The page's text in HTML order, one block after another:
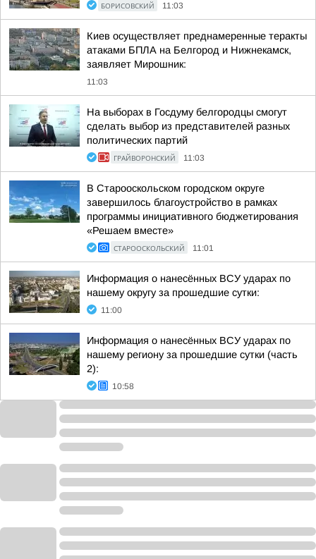
БОРИСОВСКИЙ 11:03
Киев осуществляет преднамеренные теракты
атаками БПЛА на Белгород и Нижнекамск,
заявляет Мирошник:
11:03
На выборах в Госдуму белгородцы смогут
сделать выбор из представителей разных
политических партий
ГРАЙВОРОНСКИЙ 11:03
В Старооскольском городском округе
завершилось благоустройство в рамках
программы инициативного бюджетирования
«Решаем вместе»
СТАРООСКОЛЬСКИЙ 11:01
Информация о нанесённых ВСУ ударах по
нашему округу за прошедшие сутки:
11:00
Информация о нанесённых ВСУ ударах по
нашему региону за прошедшие сутки (часть
2):
10:58